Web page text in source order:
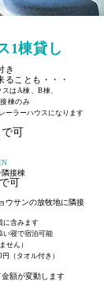
1棟貸し
き
ることも・・・
はA棟、B棟、
棟のみ
ーラーハウスになります
可
隣接棟
可
ウサンの放牧地に隣接
に含みます
い寝で宿泊可能
せん）
（タオル付き）
額が変動します